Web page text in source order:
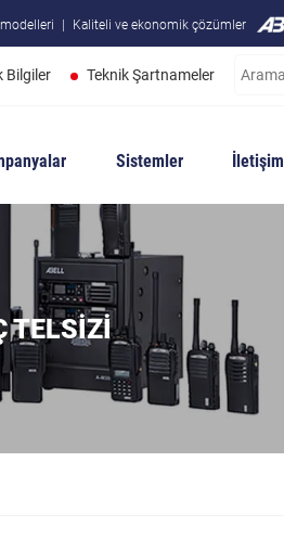
Kaliteli ve ekonomik çözümler
Bilgiler Teknik Şartnameler
Sistemler İletişim
TELSIZI